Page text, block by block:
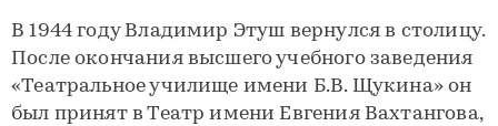
В 1944 году Владимир Этуш вернулся в столицу.
После окончания высшего учебного заведения
«Театральное училище имени Б.В. Щукина» он
был принят в Театр имени Евгения Вахтангова,